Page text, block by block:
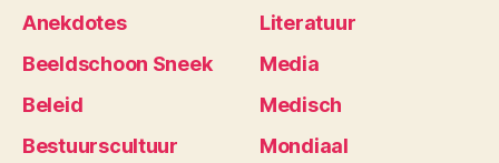
Anekdotes
Beeldschoon Sneek
Beleid
Bestuurscultuur
Literatuur
Media
Medisch
Mondiaal